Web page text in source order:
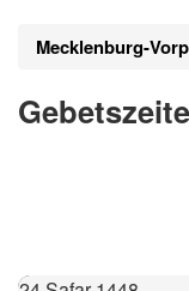
Mecklenburg-